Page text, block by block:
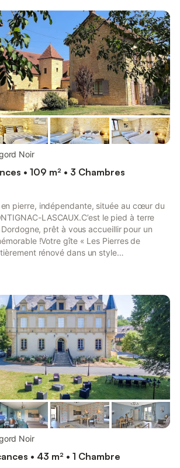
et samedi)*Visites incontournables :
22kms, Sarlat27kms, ...
Noir
• 109 m² • 3 Chambres
en pierre, indépendante, située au cœur du
LASCAUX.C’est le pied à terre
prêt à vous accueillir pour un
!Votre gîte « Les Pierres de
rénové dans un style
supermarchés, nombreux
beauté etc…SA SITUATION CENTRALE
NOIR VOUS PERMETTRA DE PROFITER DE
DE LA DORDOGNE ...
Noir
• 43 m² • 1 Chambre